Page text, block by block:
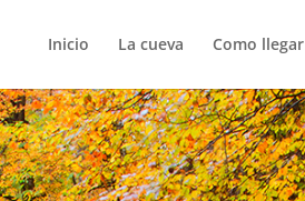
Inicio La cueva Como llegar